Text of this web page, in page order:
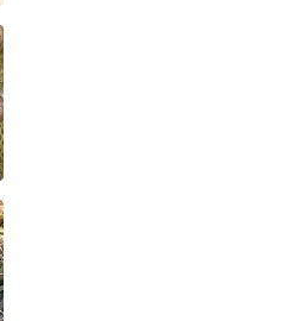
いるものではありません
時間以内＆設定した発送日数内に発送してい
時間以内に発送しています
送日数内に発送しています
いいね！